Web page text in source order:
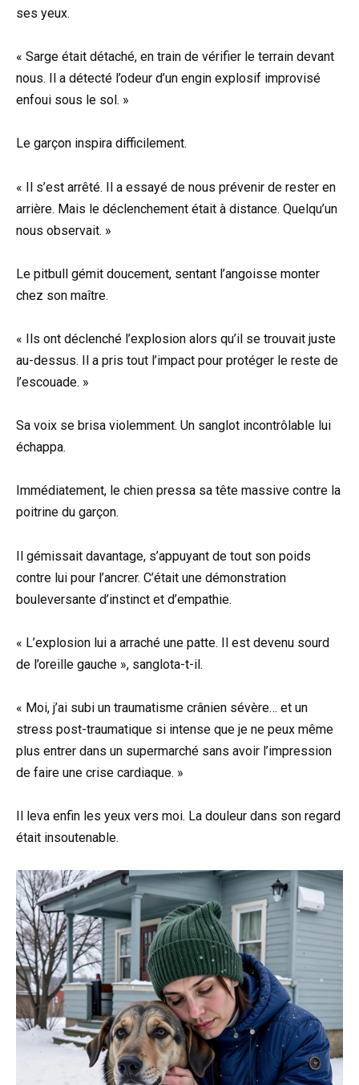
ses yeux.
« Sarge était détaché, en train de vérifier le terrain devant
nous. Il a détecté l’odeur d’un engin explosif improvisé
enfoui sous le sol. »
Le garçon inspira difficilement.
« Il s’est arrêté. Il a essayé de nous prévenir de rester en
arrière. Mais le déclenchement était à distance. Quelqu’un
nous observait. »
Le pitbull gémit doucement, sentant l’angoisse monter
chez son maître.
« Ils ont déclenché l’explosion alors qu’il se trouvait juste
au-dessus. Il a pris tout l’impact pour protéger le reste de
l’escouade. »
Sa voix se brisa violemment. Un sanglot incontrôlable lui
échappa.
Immédiatement, le chien pressa sa tête massive contre la
poitrine du garçon.
Il gémissait davantage, s’appuyant de tout son poids
contre lui pour l’ancrer. C’était une démonstration
bouleversante d’instinct et d’empathie.
« L’explosion lui a arraché une patte. Il est devenu sourd
de l’oreille gauche », sanglota-t-il.
« Moi, j’ai subi un traumatisme crânien sévère… et un
stress post-traumatique si intense que je ne peux même
plus entrer dans un supermarché sans avoir l’impression
de faire une crise cardiaque. »
Il leva enfin les yeux vers moi. La douleur dans son regard
était insoutenable.